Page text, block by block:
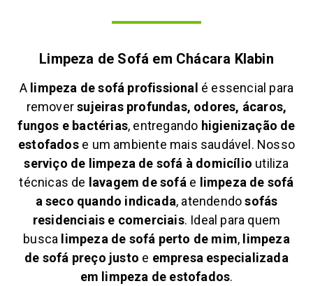
Limpeza de Sofá em Chácara Klabin
A limpeza de sofá profissional é essencial para
removersujeiras profundas, odores, ácaros,
fungos e bactérias, entregando higienização de
estofadose um ambiente mais saudável. Nosso
serviço de limpeza de sofá à domicílio utiliza
técnicas de lavagem de sofá e limpeza de sofá
a seco quando indicada, atendendosofás
residenciais e comerciais. Ideal para quem
busca limpeza de sofá perto de mim, limpeza
de sofá preço justo e empresa especializada
em limpeza de estofados.